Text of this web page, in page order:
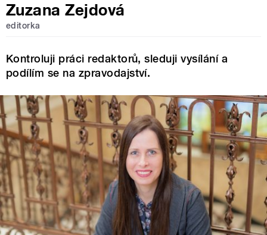
Zuzana Zejdová
editorka
Kontroluji práci redaktorů, sleduji vysílání a
podílím se na zpravodajství.